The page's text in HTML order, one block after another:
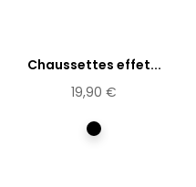
Chaussettes effet...
19,90 €
Noir